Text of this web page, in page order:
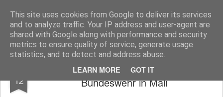
This site uses cookies from Google to deliver its services
and to analyze traffic. Your IP address and user-agent are
shared with Google along with performance and security
metrics to ensure quality of service, generate usage
statistics, and to detect and address abuse.
LEARN MORE GOT IT
BTB concept Media GmbH Presseberichte zu Bundespolitik, Diplomatie, Sicherheitspolitik, Wirtschaft, Fahrzeugtechnik und IT - Pressedienst, Fachartikel, Bildredaktion, O-Ton-Videos
12
MINUSMA - Entwicklung der Lage für die
Bundeswehr in Mali